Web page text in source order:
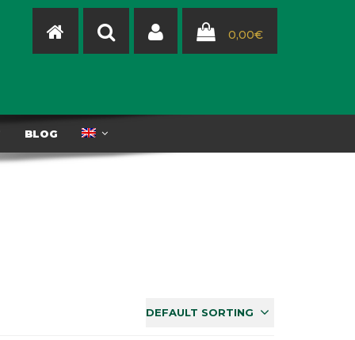
0,00€
BLOG
DEFAULT SORTING